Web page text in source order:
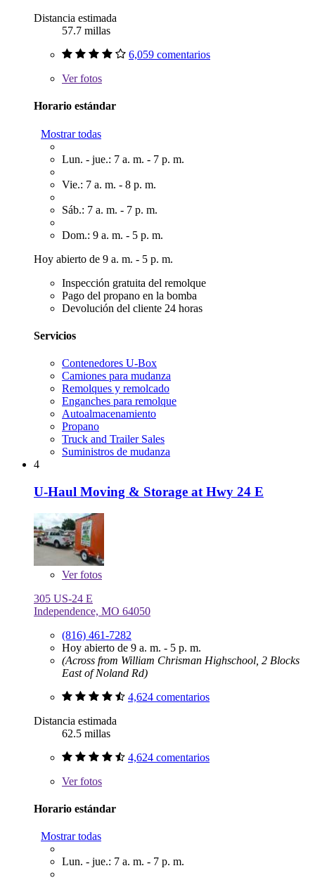
Distancia estimada
57.7 millas
6,059 comentarios
Verfotos
Horario estándar
Mostrar todas
Lun. - jue.: 7 a. m. - 7 p. m.
Vie.: 7 a. m. - 8 p. m.
Sáb.: 7 a. m. - 7 p. m.
Dom.: 9 a. m. - 5 p. m.
Hoy abierto de 9 a. m. - 5 p. m.
Inspección gratuita del remolque
Pago del propano en la bomba
Devolución del cliente 24 horas
Servicios
Contenedores U-Box
Camiones para mudanza
Remolques y remolcado
Enganches para remolque
Autoalmacenamiento
Propano
Truck and Trailer Sales
Suministros de mudanza
4
U-Haul Moving & Storage at Hwy 24 E
Verfotos
305 US-24 E
Independence, MO 64050
(816) 461-7282
Hoy abierto de 9 a. m. - 5 p. m.
(Across from William Chrisman Highschool, 2 Blocks
East of Noland Rd)
4,624 comentarios
Distancia estimada
62.5 millas
4,624 comentarios
Verfotos
Horario estándar
Mostrar todas
Lun. - jue.: 7 a. m. - 7 p. m.